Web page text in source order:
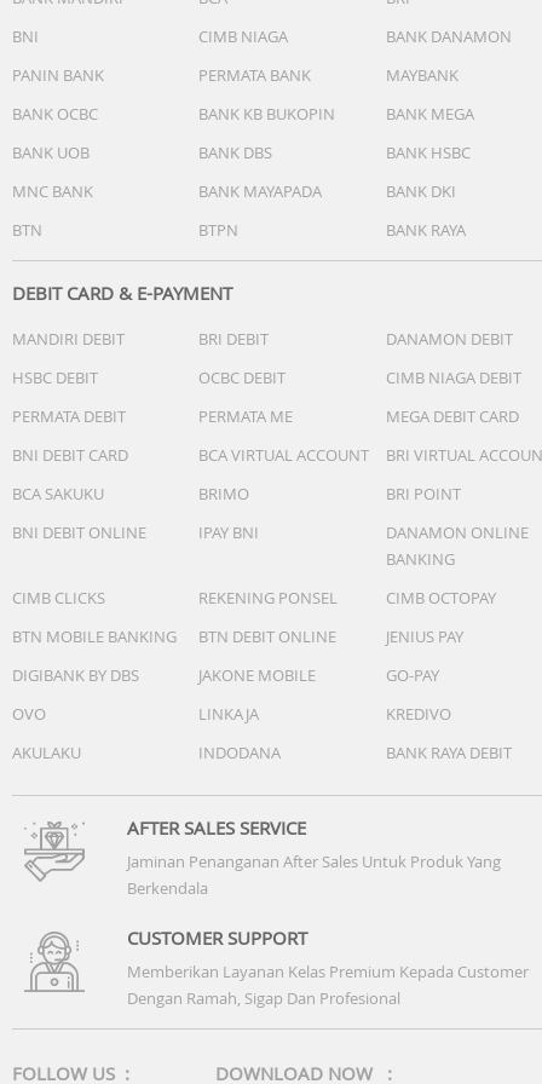
BNI
CIMB NIAGA
BANK DANAMON
PANIN BANK
PERMATA BANK
MAYBANK
BANK OCBC
BANK KB BUKOPIN
BANK MEGA
BANK UOB
BANK DBS
BANK HSBC
MNC BANK
BANK MAYAPADA
BANK DKI
BTN
BTPN BANK RAYA
DEBIT CARD & E-PAYMENT
MANDIRI DEBIT BRI DEBIT
DANAMON DEBIT
HSBC DEBIT
OCBC DEBIT
CIMB NIAGA DEBIT
PERMATA DEBIT
PERMATA ME
MEGA DEBIT CARD
BNI DEBIT CARD
BCA VIRTUAL ACCOUNT
BRI VIRTUAL
BCA SAKUKU
BRIMO
BRI POINT
BNI DEBIT ONLINE
IPAY BNI
DANAMON ONLINE
BANKING
CIMB CLICKS
REKENING PONSEL
CIMB OCTOPAY
BTN MOBILE BANKING
BTN DEBIT ONLINE
JENIUS PAY
DIGIBANK BY DBS
JAKONE MOBILE
GO-PAY
OVO
LINKAJA
KREDIVO
AKULAKU
INDODANA BANK RAYA DEBIT
AFTER SALES SERVICE
Jaminan Penanganan After Sales Untuk Produk Yang
Berkendala
CUSTOMER SUPPORT
Memberikan Layanan Kelas Premium Kepada Customer
Dengan Ramah, Sigap Dan Profesional
FOLLOW US : DOWNLOAD NOW :